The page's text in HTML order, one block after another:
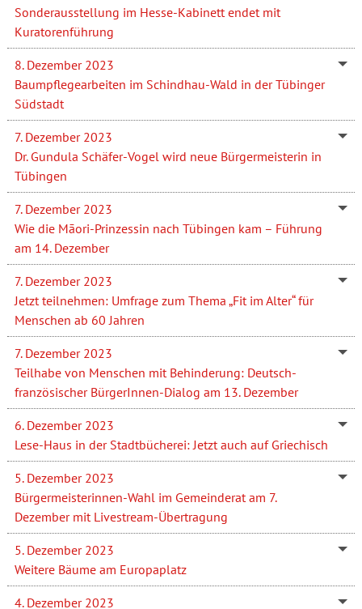
Sonderausstellung im Hesse-Kabinett endet mit
Kuratorenführung
8. Dezember 2023
Baumpflegearbeiten im Schindhau-Wald in der Tübinger
Südstadt
7. Dezember 2023
Dr. Gundula Schäfer-Vogel wird neue Bürgermeisterin in
Tübingen
7. Dezember 2023
Wie die Māori-Prinzessin nach Tübingen kam – Führung
am 14. Dezember
7. Dezember 2023
Jetzt teilnehmen: Umfrage zum Thema „Fit im Alter“ für
Menschen ab 60 Jahren
7. Dezember 2023
Teilhabe von Menschen mit Behinderung: Deutsch-
französischer BürgerInnen-Dialog am 13. Dezember
6. Dezember 2023
Lese-Haus in der Stadtbücherei: Jetzt auch auf Griechisch
5. Dezember 2023
Bürgermeisterinnen-Wahl im Gemeinderat am 7.
Dezember mit Livestream-Übertragung
5. Dezember 2023
Weitere Bäume am Europaplatz
4. Dezember 2023